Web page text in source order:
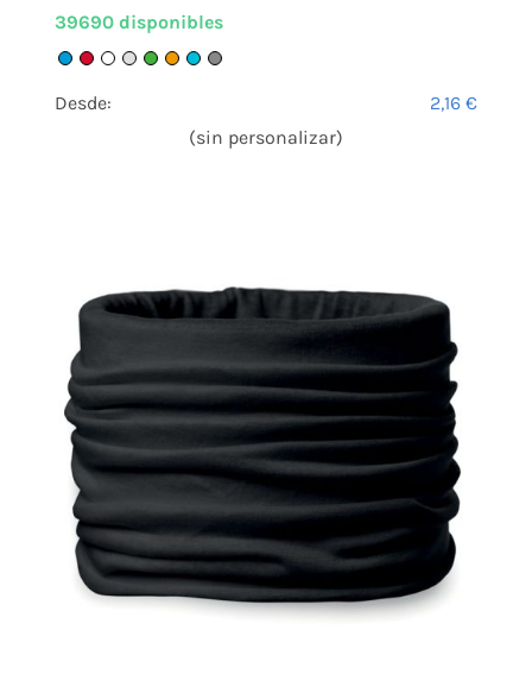
39690 disponibles
Desde: 2,16€
(sin personalizar)